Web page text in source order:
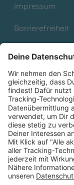
Impressum
Barrierefreiheit
Folge uns auf
*
Deutschlands
** Lieferzeit 1-